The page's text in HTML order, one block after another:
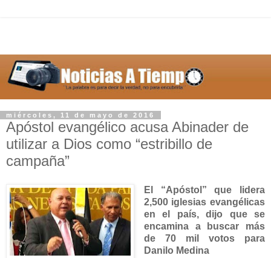
miércoles, 11 de mayo de 2016
Apóstol evangélico acusa Abinader de
utilizar a Dios como “estribillo de
campaña”
El “Apóstol” que lidera
2,500 iglesias evangélicas
en el país, dijo que se
encamina a buscar más
de 70 mil votos para
Danilo Medina